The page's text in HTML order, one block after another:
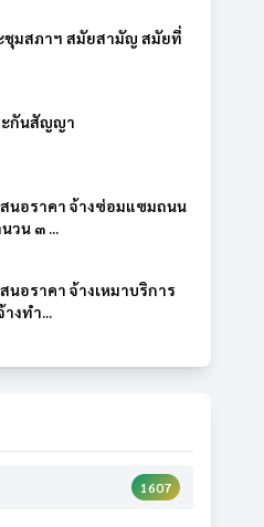
ชุมสภาฯ สมัยสามัญ สมัยที่
ะกันสัญญา
นอราคา จ้างซ่อมแซมถนน
วน ๓ ...
นอราคา จ้างเหมาบริการ
งทำ...
1607